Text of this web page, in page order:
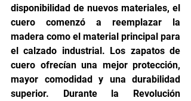
disponibilidad de nuevos materiales, el
cuero comenzó a reemplazar la
madera como el material principal para
el calzado industrial. Los zapatos de
cuero ofrecían una mejor protección,
mayor comodidad y una durabilidad
superior. Durante la Revolución